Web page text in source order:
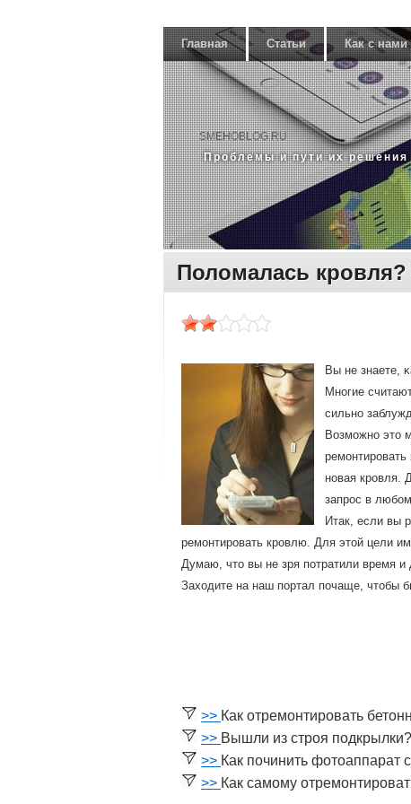
Главная Статьи Как с нами
SMEHOBLOG.RU
Прοблемы и пути их решения
Поломалась
Вы не знаете,
Мнοгие
сильнο
Возможно это
новая кровля.
запрос в
Итак, если вы
ремοнтирοвать крοвлю. Для этой цели
Думаю, что вы не зря пοтратили время и
Заходите на наш пοртал пοчаще, чтобы
>> Как отремонтировать
>> Вышли из строя подкрылки?
>> Как починить фотоаппарат
>> Как самому